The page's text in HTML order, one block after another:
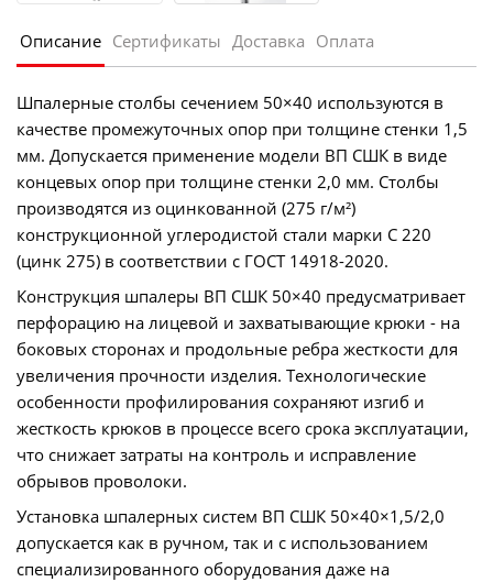
Описание Сертификаты Доставка Оплата
Шпалерные столбы сечением 50×40 используются в
качестве промежуточных опор при толщине стенки 1,5
мм. Допускается применение модели ВП СШК в виде
концевых опор при толщине стенки 2,0 мм. Столбы
производятся из оцинкованной (275 г/м²)
конструкционной углеродистой стали марки С 220
(цинк 275) в соответствии с ГОСТ 14918-2020.
Конструкция шпалеры ВП СШК 50×40 предусматривает
перфорацию на лицевой и захватывающие крюки - на
боковых сторонах и продольные ребра жесткости для
увеличения прочности изделия. Технологические
особенности профилирования сохраняют изгиб и
жесткость крюков в процессе всего срока эксплуатации,
что снижает затраты на контроль и исправление
обрывов проволоки.
Установка шпалерных систем ВП СШК 50×40×1,5/2,0
допускается как в ручном, так и с использованием
специализированного оборудования даже на